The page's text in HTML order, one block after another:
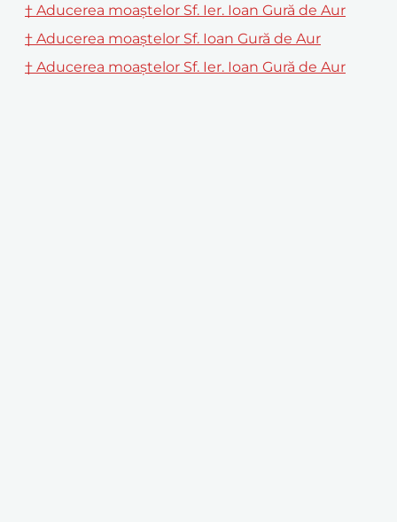
† Aducerea moaştelor Sf. Ier. Ioan Gură de Aur
† Aducerea moaştelor Sf. Ioan Gură de Aur
† Aducerea moaștelor Sf. Ier. Ioan Gură de Aur